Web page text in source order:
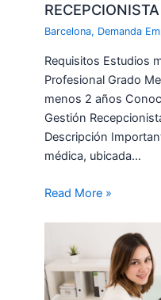
Barcelona, Demanda
Requisitos Estudios
Profesional Grado
menos 2 años
Gestión
Descripción
médica, ubicada…
Read More »